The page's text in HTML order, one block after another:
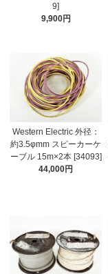
9]
9,900円
Western Electric 外径：
約3.5φmm スピーカーケ
ーブル 15m×2本 [34093]
44,000円